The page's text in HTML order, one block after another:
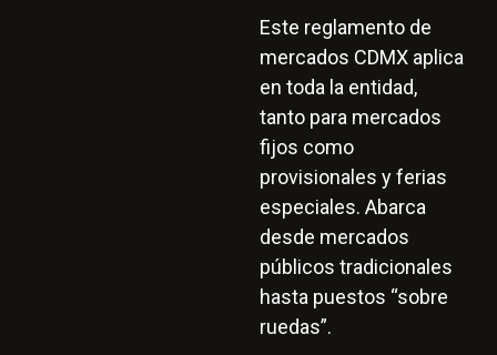
Este reglamento de
mercados CDMX aplica
en toda la entidad,
tanto para mercados
fijos como
provisionales y ferias
especiales. Abarca
desde mercados
públicos tradicionales
hasta puestos “sobre
ruedas”.